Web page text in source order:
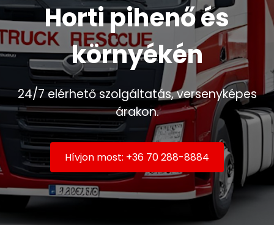
Horti pihenő és
környékén
24/7 elérhető szolgáltatás, versenyképes
árakon.
Hívjon most: +36 70 288-8884